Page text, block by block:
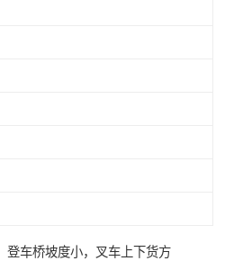
登车桥坡度小，叉车上下货方